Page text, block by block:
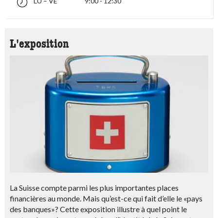
accessibility.sr-only.opening_hours
lundi jusqu’à vendredi 09:00 - 12:30
L'exposition
La Suisse compte parmi les plus importantes places
financières au monde. Mais qu’est-ce qui fait d’elle le «pays
des banques»? Cette exposition illustre à quel point le